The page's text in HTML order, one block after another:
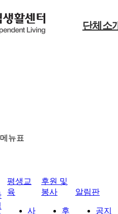
단체소
뉴표
평생교
육
사
후원 및
봉사
후
알림판
공지